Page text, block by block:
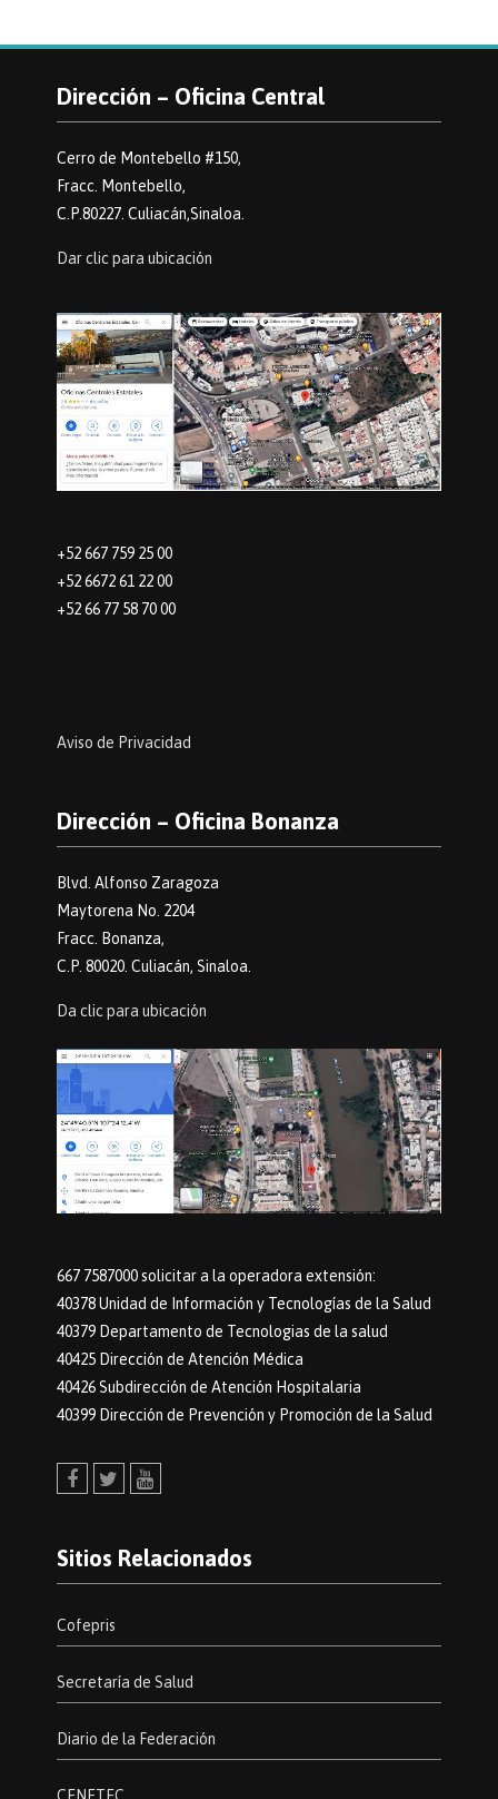
Dirección – Oficina Central
Cerro de Montebello #150,
Fracc. Montebello,
C.P.80227. Culiacán,Sinaloa.
Dar clic para ubicación
+52 667 759 25 00
+52 6672 61 22 00
+52 66 77 58 70 00
Aviso de Privacidad
Dirección – Oficina Bonanza
Blvd. Alfonso Zaragoza
Maytorena No. 2204
Fracc. Bonanza,
C.P. 80020. Culiacán, Sinaloa.
Da clic para ubicación
667 7587000 solicitar a la operadora extensión:
40378 Unidad de Información y Tecnologías de la Salud
40379 Departamento de Tecnologias de la salud
40425 Dirección de Atención Médica
40426 Subdirección de Atención Hospitalaria
40399 Dirección de Prevención y Promoción de la Salud
Sitios Relacionados
Cofepris
Secretaría de Salud
Diario de la Federación